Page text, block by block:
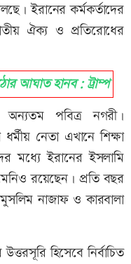
ইরানের কর্মকর্তাদের
ঐক্য ও প্রতিরোধের
আঘাত হানব: ট্রাম্প
অন্যতম পবিত্র নগরী।
নেতা এখানে শিক্ষা
মধ্যে ইরানের ইসলামি
রয়েছেন। প্রতি বছর
নাজাফ ও কারবালা
হিসেবে নির্বাচিত